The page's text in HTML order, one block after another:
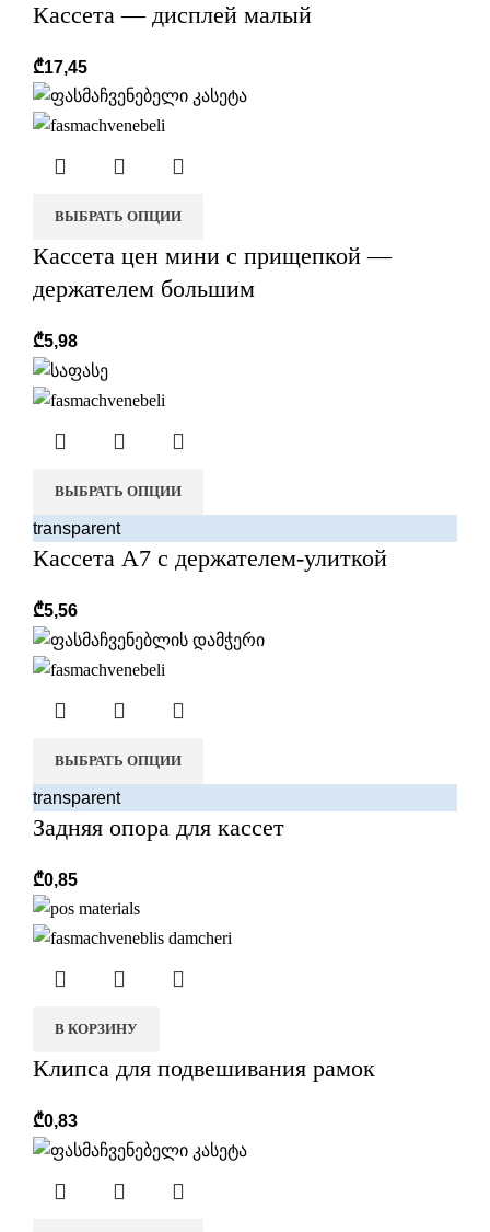
Кассета — дисплей малый
₾17,45
ВЫБРАТЬ ОПЦИИ
Кассета цен мини с прищепкой —
держателем большим
₾5,98
ВЫБРАТЬ ОПЦИИ
transparent
Кассета А7 с держателем-улиткой
₾5,56
ВЫБРАТЬ ОПЦИИ
transparent
Задняя опора для кассет
₾0,85
В КОРЗИНУ
Клипса для подвешивания рамок
₾0,83